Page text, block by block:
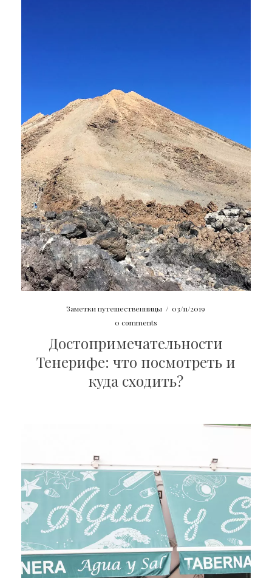
Заметки путешественницы / 03/11/2019
0 comments
Достопримечательности
Тенерифе: что посмотреть и
куда сходить?